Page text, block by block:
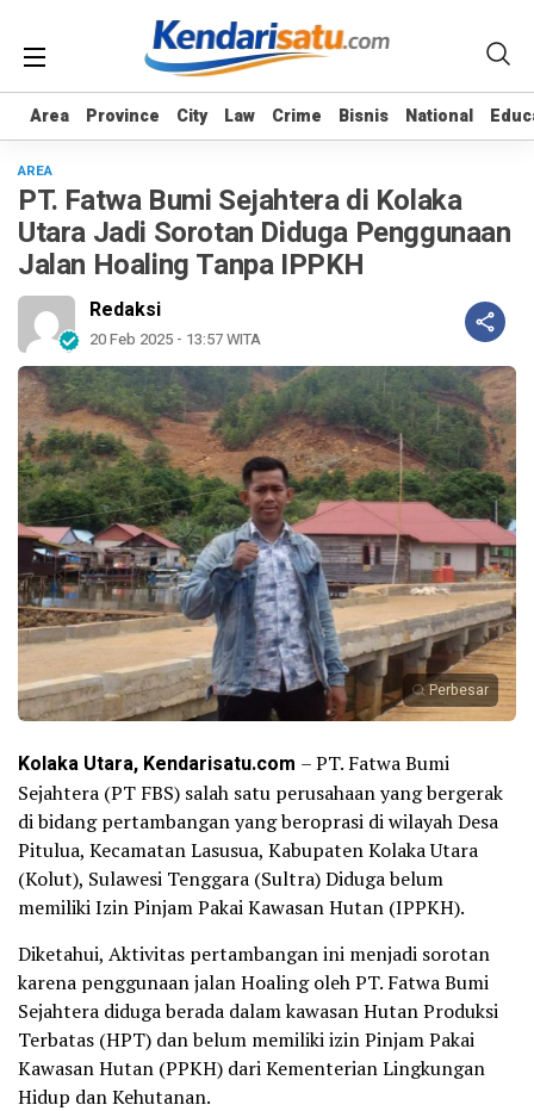
Area Province City Law Crime Bisnis National
Area Province City Law Crime Bisnis National
AREA
PT. Fatwa Bumi Sejahtera di Kolaka
Utara Jadi Sorotan Diduga Penggunaan
Jalan Hoaling Tanpa IPPKH
Redaksi
20 Feb 2025 - 13:57 WITA
Perbesar
Kolaka Utara, Kendarisatu.com – PT. Fatwa Bumi
Sejahtera (PT FBS) salah satu perusahaan yang bergerak
di bidang pertambangan yang beroprasi di wilayah Desa
Pitulua, Kecamatan Lasusua, Kabupaten Kolaka Utara
(Kolut), Sulawesi Tenggara (Sultra) Diduga belum
memiliki Izin Pinjam Pakai Kawasan Hutan (IPPKH).
Diketahui, Aktivitas pertambangan ini menjadi sorotan
karena penggunaan jalan Hoaling oleh PT. Fatwa Bumi
Sejahtera diduga berada dalam kawasan Hutan Produksi
Terbatas (HPT) dan belum memiliki izin Pinjam Pakai
Kawasan Hutan (PPKH) dari Kementerian Lingkungan
Hidup dan Kehutanan.